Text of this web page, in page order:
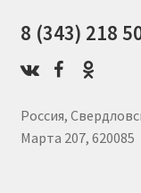
8 (343) 218
Россия,
Марта 207, 620085